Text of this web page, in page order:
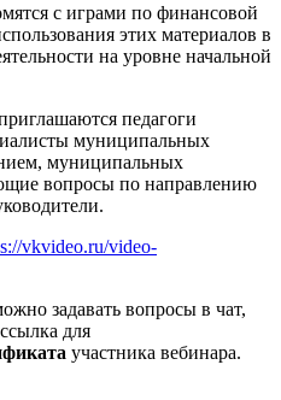
с играми по финансовой
этих материалов в
на уровне начальной
педагоги
муниципальных
муниципальных
вопросы по направлению
vkvideo.ru/video-
задавать вопросы в чат,
для
участника вебинара.